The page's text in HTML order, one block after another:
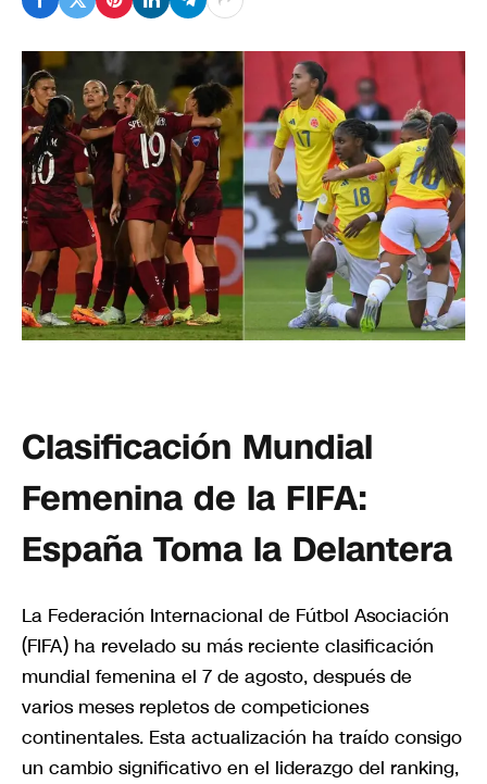
Clasificación Mundial
Femenina de la FIFA:
España Toma la Delantera
La Federación Internacional de Fútbol Asociación
(FIFA) ha revelado su más reciente clasificación
mundial femenina el 7 de agosto, después de
varios meses repletos de competiciones
continentales. Esta actualización ha traído consigo
un cambio significativo en el liderazgo del ranking,